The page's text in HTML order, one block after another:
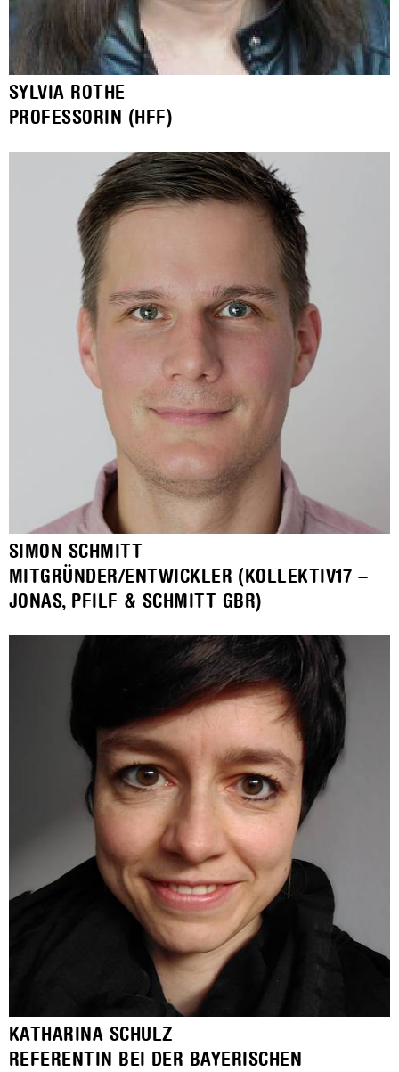
SYLVIA ROTHE
PROFESSORIN (HFF)
SIMON SCHMITT
MITGRÜNDER/ENTWICKLER (KOLLEKTIV17 –
JONAS, PFILF & SCHMITT GBR)
KATHARINA SCHULZ
REFERENTIN BEI DER BAYERISCHEN